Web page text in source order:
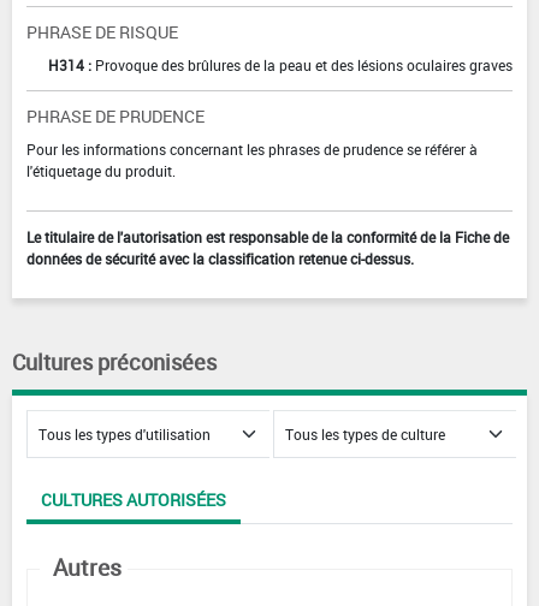
PHRASE DE RISQUE
H314 : Provoque des brûlures de la peau et des lésions oculaires graves
PHRASE DE PRUDENCE
Pour les informations concernant les phrases de prudence se référer à
l'étiquetage du produit.
Le titulaire de l'autorisation est responsable de la conformité de la Fiche de
données de sécurité avec la classification retenue ci-dessus.
Cultures préconisées
CULTURES AUTORISÉES
Autres